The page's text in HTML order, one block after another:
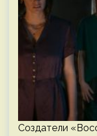
Создатели